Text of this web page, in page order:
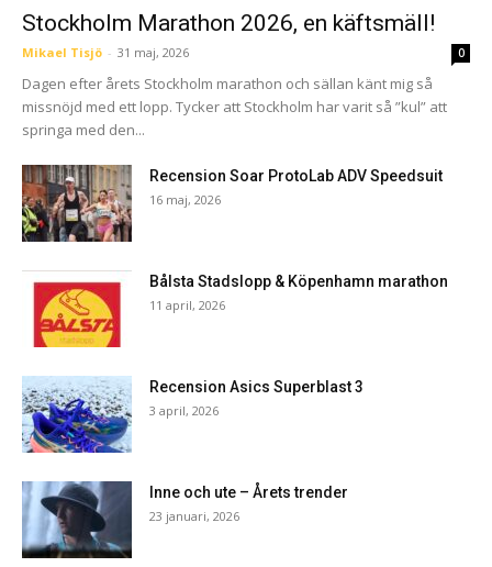
Stockholm Marathon 2026, en käftsmäll!
Mikael Tisjö - 31 maj, 2026 0
Dagen efter årets Stockholm marathon och sällan känt mig så
missnöjd med ett lopp. Tycker att Stockholm har varit så ”kul” att
springa med den...
Recension Soar ProtoLab ADV Speedsuit
16 maj, 2026
Bålsta Stadslopp & Köpenhamn marathon
11 april, 2026
Recension Asics Superblast 3
3 april, 2026
Inne och ute – Årets trender
23 januari, 2026